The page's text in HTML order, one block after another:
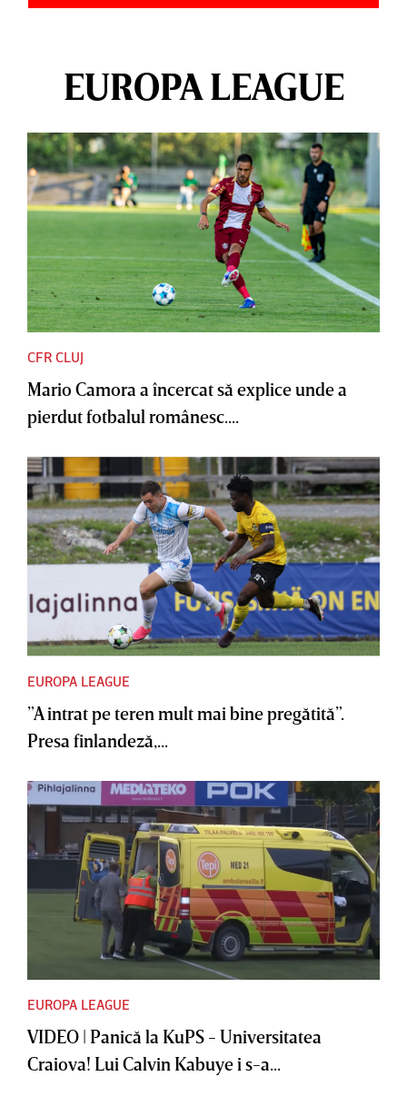
EUROPA LEAGUE
CFR CLUJ
Mario Camora a încercat să explice unde a
pierdut fotbalul românesc....
EUROPA LEAGUE
”A intrat pe teren mult mai bine pregătită”.
Presa finlandeză,...
EUROPA LEAGUE
VIDEO | Panică la KuPS - Universitatea
Craiova! Lui Calvin Kabuye i s-a...